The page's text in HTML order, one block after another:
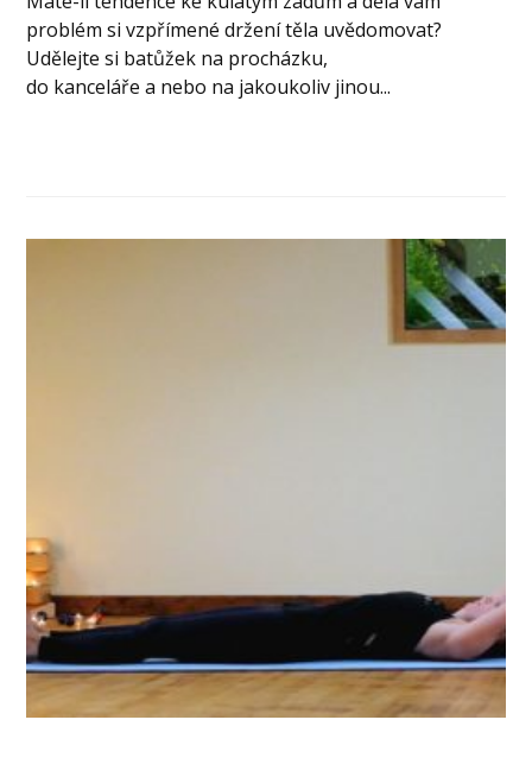
problém si vzpřímené držení těla uvědomovat?
Udělejte si batůžek na procházku,
do kanceláře a nebo na jakoukoliv jinou...